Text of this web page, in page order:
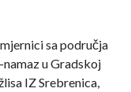
sa područja
u Gradskoj
IZ Srebrenica,